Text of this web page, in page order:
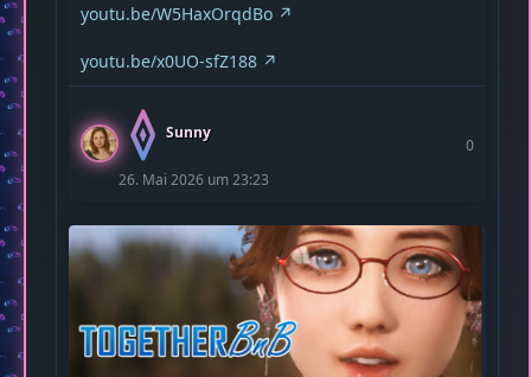
youtu.be/W5HaxOrqdBo
youtu.be/x0UO-sfZ188
Sunny
26. Mai 2026 um 23:23
0